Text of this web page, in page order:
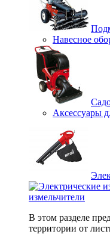
Навесное
Аксессуары
измельчители
В этом разделе
территории от